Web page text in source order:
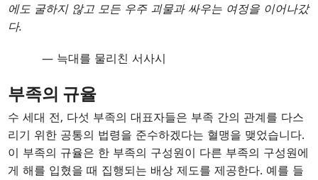
에도 굴하지 않고 모든 우주 괴물과 싸우는 여정을 이어나갔
다.
— 늑대를 물리친 서사시
부족의 규율
수 세대 전, 다섯 부족의 대표자들은 부족 간의 관계를 다스
리기 위한 공통의 법령을 준수하겠다는 혈맹을 맺었습니다.
이 부족의 규율은 한 부족의 구성원이 다른 부족의 구성원에
게 해를 입혔을 때 집행되는 배상 제도를 제공한다. 예를 들